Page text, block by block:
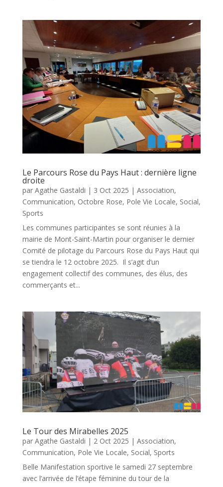
Le Parcours Rose du Pays Haut : dernière ligne
droite
par Agathe Gastaldi | 3 Oct 2025 | Association,
Communication, Octobre Rose, Pole Vie Locale, Social,
Sports
Les communes participantes se sont réunies à la
mairie de Mont-Saint-Martin pour organiser le dernier
Comité de pilotage du Parcours Rose du Pays Haut qui
se tiendra le 12 octobre 2025. Il s’agit d’un
engagement collectif des communes, des élus, des
commerçants et...
Le Tour des Mirabelles 2025
par Agathe Gastaldi | 2 Oct 2025 | Association,
Communication, Pole Vie Locale, Social, Sports
Belle Manifestation sportive le samedi 27 septembre
avec l’arrivée de l’étape féminine du tour de la